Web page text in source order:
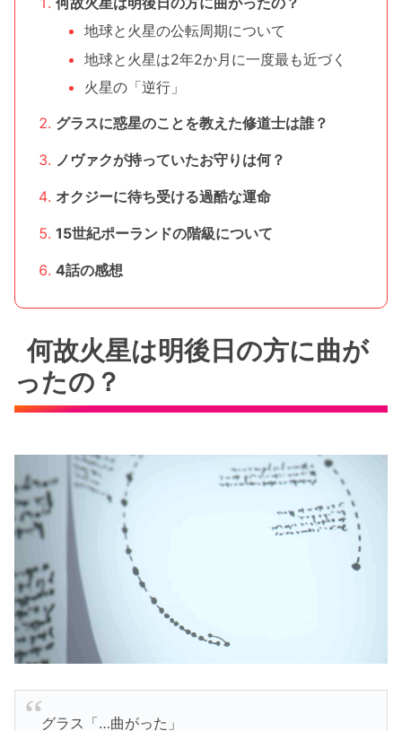
地球と火星の公転周期について
地球と火星は2年2か月に一度最も近づく
火星の「逆行」
グラスに惑星のことを教えた修道士は誰？
ノヴァクが持っていたお守りは何？
オクジーに待ち受ける過酷な運命
15世紀ポーランドの階級について
4話の感想
何故火星は明後日の方に曲が
ったの？
グラス「…曲がった」